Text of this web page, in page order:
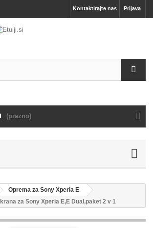
Prijava
Kontaktirajte nas
(prazno)
Oprema za Sony Xperia E
za Sony Xperia E,E Dual,paket 2 v 1